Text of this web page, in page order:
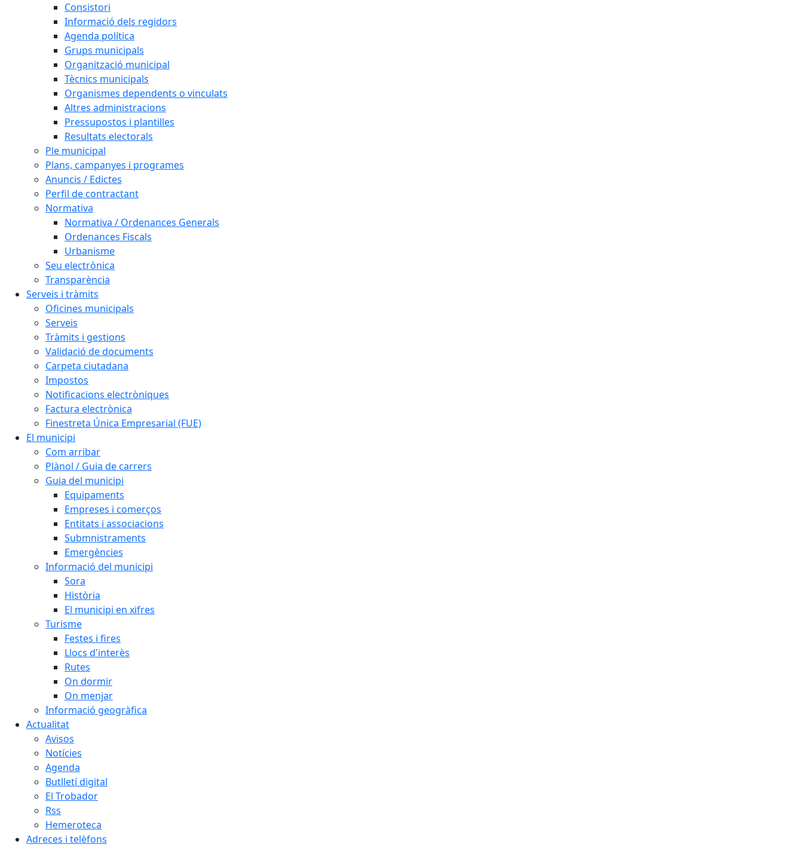
Consistori
Informació dels regidors
Agenda política
Grups municipals
Organització municipal
Tècnics municipals
Organismes dependents o vinculats
Altres administracions
Pressupostos i plantilles
Resultats electorals
Ple municipal
Plans, campanyes i programes
Anuncis / Edictes
Perfil de contractant
Normativa
Normativa / Ordenances Generals
Ordenances Fiscals
Urbanisme
Seu electrònica
Transparència
Serveis i tràmits
Oficines municipals
Serveis
Tràmits i gestions
Validació de documents
Carpeta ciutadana
Impostos
Notificacions electròniques
Factura electrònica
Finestreta Única Empresarial (FUE)
El municipi
Com arribar
Plànol / Guia de carrers
Guia del municipi
Equipaments
Empreses i comerços
Entitats i associacions
Submnistraments
Emergències
Informació del municipi
Sora
Història
El municipi en xifres
Turisme
Festes i fires
Llocs d'interès
Rutes
On dormir
On menjar
Informació geogràfica
Actualitat
Avisos
Notícies
Agenda
Butlletí digital
El Trobador
Rss
Hemeroteca
Adreces i telèfons